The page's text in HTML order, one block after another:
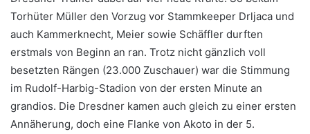
Torhüter Müller den Vorzug vor Stammkeeper Drljaca und
auch Kammerknecht, Meier sowie Schäffler durften
erstmals von Beginn an ran. Trotz nicht gänzlich voll
besetzten Rängen (23.000 Zuschauer) war die Stimmung
im Rudolf-Harbig-Stadion von der ersten Minute an
grandios. Die Dresdner kamen auch gleich zu einer ersten
Annäherung, doch eine Flanke von Akoto in der 5.